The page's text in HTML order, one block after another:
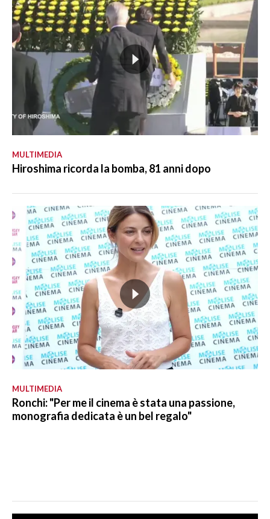
MULTIMEDIA
Hiroshima ricorda la bomba, 81 anni dopo
MULTIMEDIA
Ronchi: "Per me il cinema è stata una passione,
monografia dedicata è un bel regalo"